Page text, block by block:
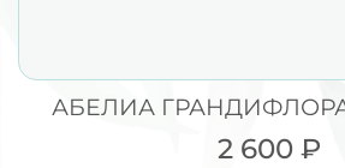
АБЕЛИА
2 600 ₽